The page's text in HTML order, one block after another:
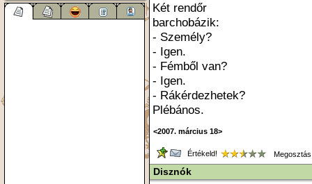
Két rendőr
barchobázik:
- Személy?
- Igen.
- Fémből van?
- Igen.
- Rákérdezhetek?
Plébános.
<2007. március 18>
Értékeld!
Disznók